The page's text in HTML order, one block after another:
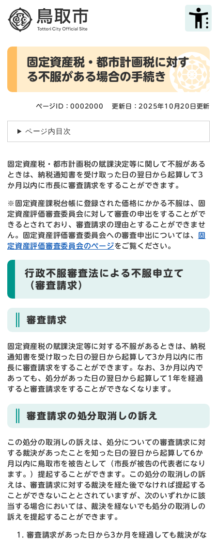
メニューを飛ばして本文へ
本
固定資産税・都市計画税に対す
る不服がある場合の手続き
ページID：0002000 更新日：2025年10月20日更新
ページ内目次
固定資産税・都市計画税の賦課決定等に関して不服がある
ときは、納税通知書を受け取った日の翌日から起算して3
か月以内に市長に審査請求をすることができます。
※固定資産課税台帳に登録された価格にかかる不服は、固
定資産評価審査委員会に対して審査の申出をすることがで
きるとされており、審査請求の理由とすることができませ
ん。固定資産評価審査委員会への審査申出については、
固
定資産評価審査委員会のページをご覧ください。
行政不服審査法による不服申立て
（審査請求）
審査請求
固定資産税の賦課決定等に対する不服があるときは、納税
通知書を受け取った日の翌日から起算して3か月以内に市
長に審査請求をすることができます。なお、3か月以内で
あっても、処分があった日の翌日から起算して1年を経過
すると審査請求をすることができなくなります。
審査請求の処分取消しの訴え
この処分の取消しの訴えは、処分についての審査請求に対
する裁決があったことを知った日の翌日から起算して6か
月以内に鳥取市を被告として（市長が被告の代表者になり
ます。）提起することができます。この処分の取消しの訴
えは、審査請求に対する裁決を経た後でなければ提起する
ことができないこととされていますが、次のいずれかに該
当する場合においては、裁決を経ないでも処分の取消しの
訴えを提起することができます。
審査請求があった日から3か月を経過しても裁決がな